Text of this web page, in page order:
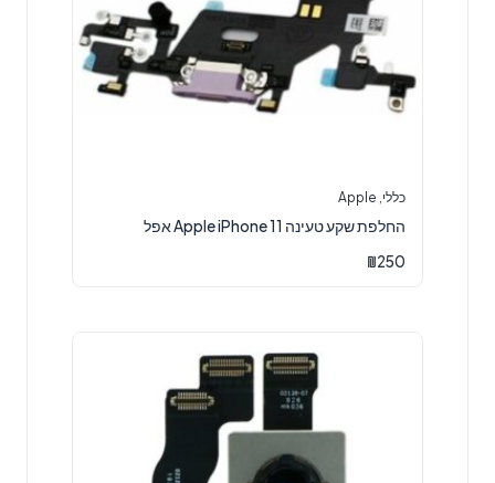
כללי Apple
‏החלפת שקע טעינה Apple iPhone 11 אפל
₪250